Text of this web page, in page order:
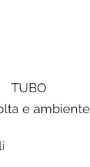
TUBO
e ambiente